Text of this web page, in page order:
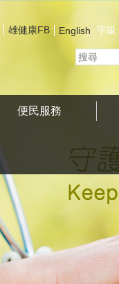
雄健康FB English 字級:
便民服務